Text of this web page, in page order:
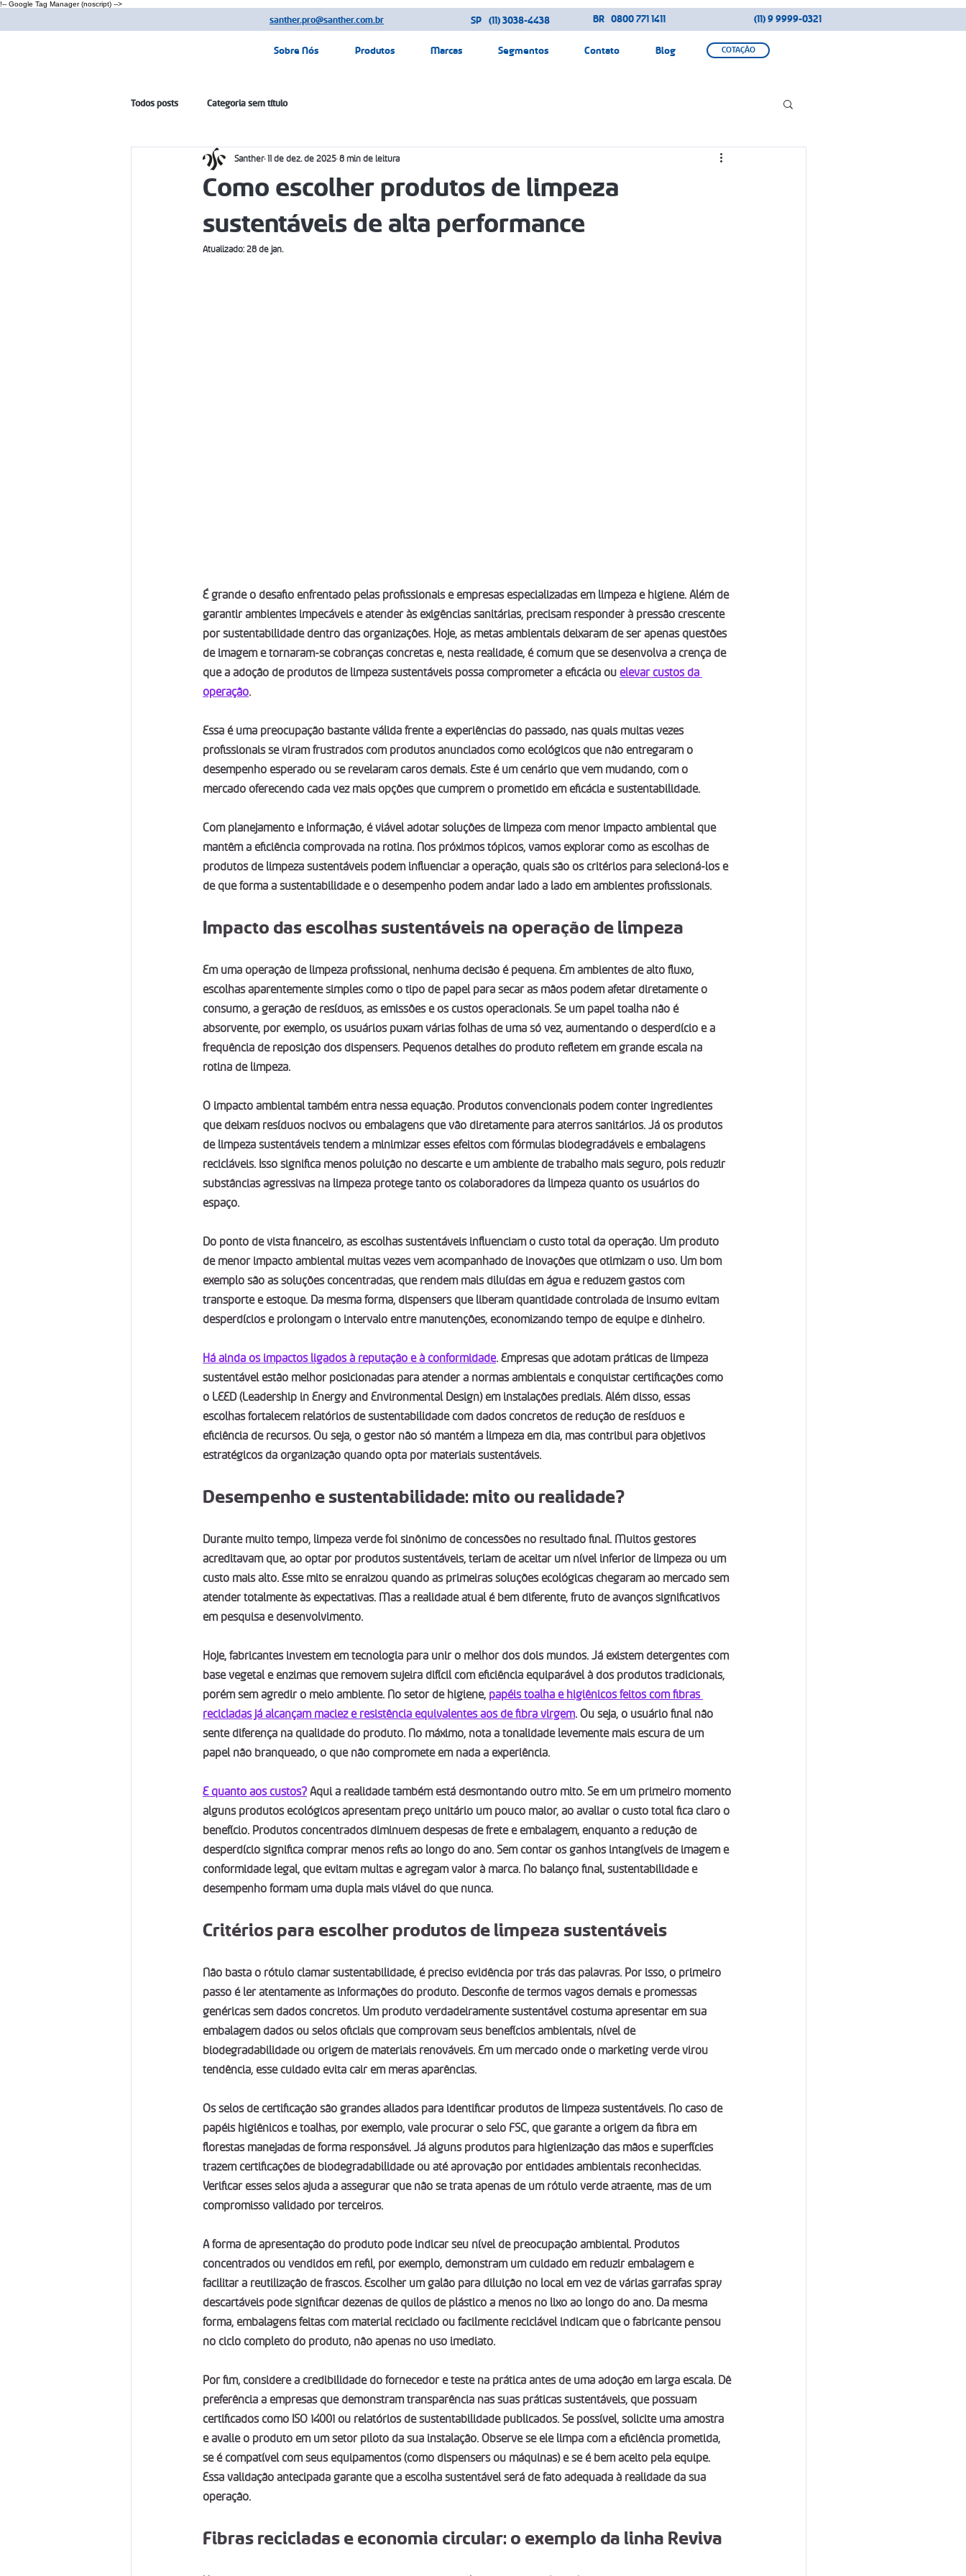
!-- Google Tag Manager (noscript) -->
santher.pro@santher.com.br SP (11) 3038-4438 BR 0800 771 1411 (11) 9 9999-0321
Sobre Nós Produtos Marcas Segmentos Contato Blog COTAÇÃO
Todos posts Categoria sem título
Como escolher produtos de limpeza
sustentáveis de alta performance
Santher 11 de dez. de 2025 8 min de leitura
Atualizado: 28 de jan.
É grande o desafio enfrentado pelas profissionais e empresas especializadas em limpeza e higiene. Além de
garantir ambientes impecáveis e atender às exigências sanitárias, precisam responder à pressão crescente
por sustentabilidade dentro das organizações. Hoje, as metas ambientais deixaram de ser apenas questões
de imagem e tornaram-se cobranças concretas e, nesta realidade, é comum que se desenvolva a crença de
que a adoção de produtos de limpeza sustentáveis possa comprometer a eficácia ou elevar custos da
operação.
Essa é uma preocupação bastante válida frente a experiências do passado, nas quais muitas vezes
profissionais se viram frustrados com produtos anunciados como ecológicos que não entregaram o
desempenho esperado ou se revelaram caros demais. Este é um cenário que vem mudando, com o
mercado oferecendo cada vez mais opções que cumprem o prometido em eficácia e sustentabilidade.
Com planejamento e informação, é viável adotar soluções de limpeza com menor impacto ambiental que
mantêm a eficiência comprovada na rotina. Nos próximos tópicos, vamos explorar como as escolhas de
produtos de limpeza sustentáveis podem influenciar a operação, quais são os critérios para selecioná-los e
de que forma a sustentabilidade e o desempenho podem andar lado a lado em ambientes profissionais.
Impacto das escolhas sustentáveis na operação de limpeza
Em uma operação de limpeza profissional, nenhuma decisão é pequena. Em ambientes de alto fluxo,
escolhas aparentemente simples como o tipo de papel para secar as mãos podem afetar diretamente o
consumo, a geração de resíduos, as emissões e os custos operacionais. Se um papel toalha não é
absorvente, por exemplo, os usuários puxam várias folhas de uma só vez, aumentando o desperdício e a
frequência de reposição dos dispensers. Pequenos detalhes do produto refletem em grande escala na
rotina de limpeza.
O impacto ambiental também entra nessa equação. Produtos convencionais podem conter ingredientes
que deixam resíduos nocivos ou embalagens que vão diretamente para aterros sanitários. Já os produtos
de limpeza sustentáveis tendem a minimizar esses efeitos com fórmulas biodegradáveis e embalagens
recicláveis. Isso significa menos poluição no descarte e um ambiente de trabalho mais seguro, pois reduzir
substâncias agressivas na limpeza protege tanto os colaboradores da limpeza quanto os usuários do
espaço.
Do ponto de vista financeiro, as escolhas sustentáveis influenciam o custo total da operação. Um produto
de menor impacto ambiental muitas vezes vem acompanhado de inovações que otimizam o uso. Um bom
exemplo são as soluções concentradas, que rendem mais diluídas em água e reduzem gastos com
transporte e estoque. Da mesma forma, dispensers que liberam quantidade controlada de insumo evitam
desperdícios e prolongam o intervalo entre manutenções, economizando tempo de equipe e dinheiro.
Há ainda os impactos ligados à reputação e à conformidade. Empresas que adotam práticas de limpeza
sustentável estão melhor posicionadas para atender a normas ambientais e conquistar certificações como
o LEED (Leadership in Energy and Environmental Design) em instalações prediais. Além disso, essas
escolhas fortalecem relatórios de sustentabilidade com dados concretos de redução de resíduos e
eficiência de recursos. Ou seja, o gestor não só mantém a limpeza em dia, mas contribui para objetivos
estratégicos da organização quando opta por materiais sustentáveis.
Desempenho e sustentabilidade: mito ou realidade?
Durante muito tempo, limpeza verde foi sinônimo de concessões no resultado final. Muitos gestores
acreditavam que, ao optar por produtos sustentáveis, teriam de aceitar um nível inferior de limpeza ou um
custo mais alto. Esse mito se enraizou quando as primeiras soluções ecológicas chegaram ao mercado sem
atender totalmente às expectativas. Mas a realidade atual é bem diferente, fruto de avanços significativos
em pesquisa e desenvolvimento.
Hoje, fabricantes investem em tecnologia para unir o melhor dos dois mundos. Já existem detergentes com
base vegetal e enzimas que removem sujeira difícil com eficiência equiparável à dos produtos tradicionais,
porém sem agredir o meio ambiente. No setor de higiene, papéis toalha e higiênicos feitos com fibras
recicladas já alcançam maciez e resistência equivalentes aos de fibra virgem. Ou seja, o usuário final não
sente diferença na qualidade do produto. No máximo, nota a tonalidade levemente mais escura de um
papel não branqueado, o que não compromete em nada a experiência.
E quanto aos custos? Aqui a realidade também está desmontando outro mito. Se em um primeiro momento
alguns produtos ecológicos apresentam preço unitário um pouco maior, ao avaliar o custo total fica claro o
benefício. Produtos concentrados diminuem despesas de frete e embalagem, enquanto a redução de
desperdício significa comprar menos refis ao longo do ano. Sem contar os ganhos intangíveis de imagem e
conformidade legal, que evitam multas e agregam valor à marca. No balanço final, sustentabilidade e
desempenho formam uma dupla mais viável do que nunca.
Critérios para escolher produtos de limpeza sustentáveis
Não basta o rótulo clamar sustentabilidade, é preciso evidência por trás das palavras. Por isso, o primeiro
passo é ler atentamente as informações do produto. Desconfie de termos vagos demais e promessas
genéricas sem dados concretos. Um produto verdadeiramente sustentável costuma apresentar em sua
embalagem dados ou selos oficiais que comprovam seus benefícios ambientais, nível de
biodegradabilidade ou origem de materiais renováveis. Em um mercado onde o marketing verde virou
tendência, esse cuidado evita cair em meras aparências.
Os selos de certificação são grandes aliados para identificar produtos de limpeza sustentáveis. No caso de
papéis higiênicos e toalhas, por exemplo, vale procurar o selo FSC, que garante a origem da fibra em
florestas manejadas de forma responsável. Já alguns produtos para higienização das mãos e superfícies
trazem certificações de biodegradabilidade ou até aprovação por entidades ambientais reconhecidas.
Verificar esses selos ajuda a assegurar que não se trata apenas de um rótulo verde atraente, mas de um
compromisso validado por terceiros.
A forma de apresentação do produto pode indicar seu nível de preocupação ambiental. Produtos
concentrados ou vendidos em refil, por exemplo, demonstram um cuidado em reduzir embalagem e
facilitar a reutilização de frascos. Escolher um galão para diluição no local em vez de várias garrafas spray
descartáveis pode significar dezenas de quilos de plástico a menos no lixo ao longo do ano. Da mesma
forma, embalagens feitas com material reciclado ou facilmente reciclável indicam que o fabricante pensou
no ciclo completo do produto, não apenas no uso imediato.
Por fim, considere a credibilidade do fornecedor e teste na prática antes de uma adoção em larga escala. Dê
preferência a empresas que demonstram transparência nas suas práticas sustentáveis, que possuam
certificados como ISO 14001 ou relatórios de sustentabilidade publicados. Se possível, solicite uma amostra
e avalie o produto em um setor piloto da sua instalação. Observe se ele limpa com a eficiência prometida,
se é compatível com seus equipamentos (como dispensers ou máquinas) e se é bem aceito pela equipe.
Essa validação antecipada garante que a escolha sustentável será de fato adequada à realidade da sua
operação.
Fibras recicladas e economia circular: o exemplo da linha Reviva